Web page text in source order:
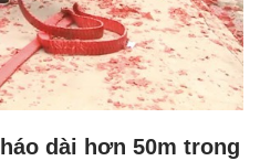
dài hơn 50m trong